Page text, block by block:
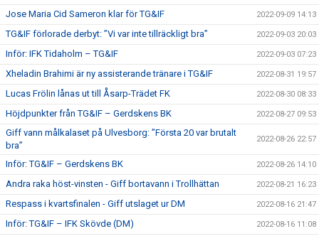
Jose Maria Cid Sameron klar för TG&IF 2022-09-09 14:13
TG&IF förlorade derbyt: ”Vi var inte tillräckligt bra” 2022-09-03 20:03
Inför: IFK Tidaholm – TG&IF 2022-09-03 07:23
Xheladin Brahimi är ny assisterande tränare i TG&IF 2022-08-31 19:57
Lucas Frölin lånas ut till Åsarp-Trädet FK 2022-08-30 08:33
Höjdpunkter från TG&IF – Gerdskens BK 2022-08-27 09:53
Giff vann målkalaset på Ulvesborg: ”Första 20 var brutalt
bra”
2022-08-26 22:57
Inför: TG&IF – Gerdskens BK 2022-08-26 14:10
Andra raka höst-vinsten - Giff bortavann i Trollhättan 2022-08-21 16:23
Respass i kvartsfinalen - Giff utslaget ur DM 2022-08-16 21:47
Inför: TG&IF – IFK Skövde (DM) 2022-08-16 11:08